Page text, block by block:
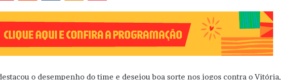
o desempenho do time e desejou boa sorte nos jogos contra o Vitória,